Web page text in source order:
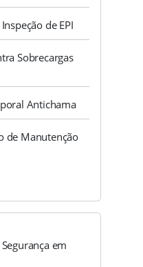
de EPI
Sobrecargas
Antichama
de Manutenção
em